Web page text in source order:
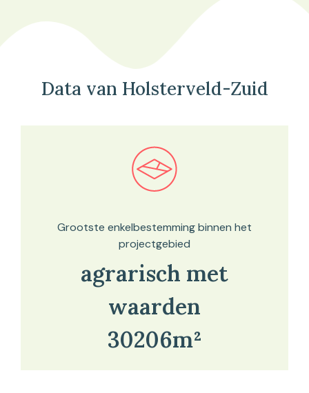
Data van Holsterveld-Zuid
Bekijk in onze kaartviewer
Grootste enkelbestemming binnen het
projectgebied
agrarisch met
waarden
30206m²